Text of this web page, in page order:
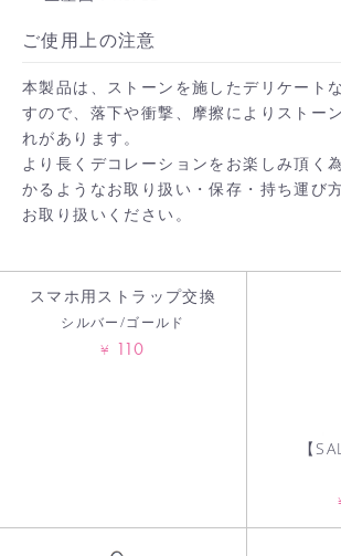
ご使用上の注意
本製品は、ストーンを施したデリケート
すので、落下や衝撃、摩擦によりストー
れがあります。
より長くデコレーションをお楽しみ頂く
かるようなお取り扱い・保存・持ち運び
お取り扱いください。
スマホ用ストラップ交換
シルバー/ゴールド
¥ 110
【